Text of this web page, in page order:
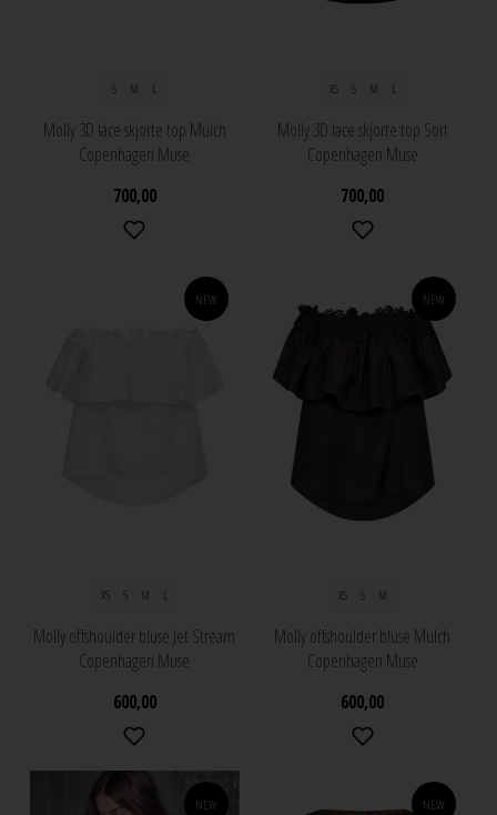
S M L
Molly 3D lace skjorte top Mulch
Copenhagen Muse
700,00
XS S M L
Molly 3D lace skjorte top Sort
Copenhagen Muse
700,00
NEW
XS S M L
Molly offshoulder bluse Jet Stream
Copenhagen Muse
600,00
NEW
XS S M
Molly offshoulder bluse Mulch
Copenhagen Muse
600,00
NEW NEW